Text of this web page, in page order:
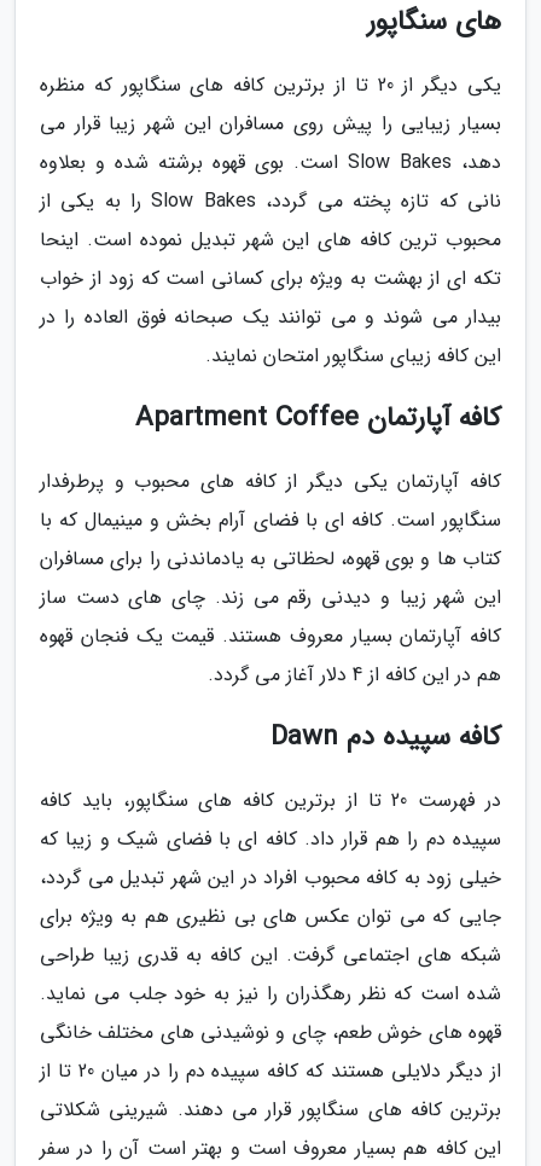
های سنگاپور
یکی دیگر از 20 تا از برترین کافه های سنگاپور که منظره
بسیار زیبایی را پیش روی مسافران این شهر زیبا قرار می
دهد، Slow Bakes است. بوی قهوه برشته شده و بعلاوه
نانی که تازه پخته می گردد، Slow Bakes را به یکی از
محبوب ترین کافه های این شهر تبدیل نموده است. اینحا
تکه ای از بهشت به ویژه برای کسانی است که زود از خواب
بیدار می شوند و می توانند یک صبحانه فوق العاده را در
این کافه زیبای سنگاپور امتحان نمایند.
کافه آپارتمان Apartment Coffee
کافه آپارتمان یکی دیگر از کافه های محبوب و پرطرفدار
سنگاپور است. کافه ای با فضای آرام بخش و مینیمال که با
کتاب ها و بوی قهوه، لحظاتی به یادماندنی را برای مسافران
این شهر زیبا و دیدنی رقم می زند. چای های دست ساز
کافه آپارتمان بسیار معروف هستند. قیمت یک فنجان قهوه
هم در این کافه از 4 دلار آغاز می گردد.
کافه سپیده دم Dawn
در فهرست 20 تا از برترین کافه های سنگاپور، باید کافه
سپیده دم را هم قرار داد. کافه ای با فضای شیک و زیبا که
خیلی زود به کافه محبوب افراد در این شهر تبدیل می گردد،
جایی که می توان عکس های بی نظیری هم به ویژه برای
شبکه های اجتماعی گرفت. این کافه به قدری زیبا طراحی
شده است که نظر رهگذران را نیز به خود جلب می نماید.
قهوه های خوش طعم، چای و نوشیدنی های مختلف خانگی
از دیگر دلایلی هستند که کافه سپیده دم را در میان 20 تا از
برترین کافه های سنگاپور قرار می دهند. شیرینی شکلاتی
این کافه هم بسیار معروف است و بهتر است آن را در سفر